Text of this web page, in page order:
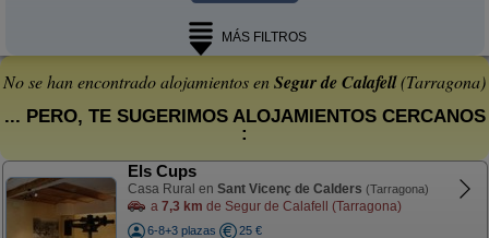
MÁS FILTROS
No se han encontrado alojamientos enSegur de Calafell(Tarragona)
... PERO, TE SUGERIMOS ALOJAMIENTOS CERCANOS
:
Els Cups
Casa Rural en Sant Vicenç de Calders (Tarragona)
a 7,3 km de Segur de Calafell (Tarragona)
6-8+3 plazas
25 €